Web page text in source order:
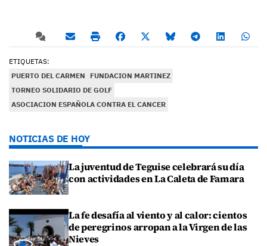
ETIQUETAS:
PUERTO DEL CARMEN
FUNDACION MARTINEZ
TORNEO SOLIDARIO DE GOLF
ASOCIACION ESPAÑOLA CONTRA EL CANCER
NOTICIAS DE HOY
La juventud de Teguise celebrará su día
con actividades en La Caleta de Famara
La fe desafía al viento y al calor: cientos
de peregrinos arropan a la Virgen de las
Nieves